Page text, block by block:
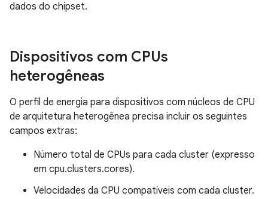
dados do chipset.
Dispositivos com CPUs
heterogêneas
O perfil de energia para dispositivos com núcleos de CPU
de arquitetura heterogênea precisa incluir os seguintes
campos extras:
Número total de CPUs para cada cluster (expresso
em cpu.clusters.cores).
Velocidades da CPU compatíveis com cada cluster.